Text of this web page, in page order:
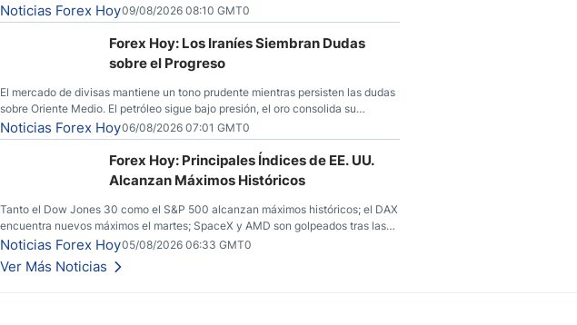
Noticias Forex Hoy09/08/2026 08:10 GMT0
Forex Hoy: Los Iraníes Siembran Dudas
sobre el Progreso
El mercado de divisas mantiene un tono prudente mientras persisten las dudas
sobre Oriente Medio. El petróleo sigue bajo presión, el oro consolida su
fortaleza y los operadores esperan nuevas referencias económicas desde
Estados Unidos.
Noticias Forex Hoy06/08/2026 07:01 GMT0
Forex Hoy: Principales Índices de EE. UU.
Alcanzan Máximos Históricos
Tanto el Dow Jones 30 como el S&P 500 alcanzan máximos históricos; el DAX
encuentra nuevos máximos el martes; SpaceX y AMD son golpeados tras las
llamadas de ganancias; el petróleo crudo cae por debajo de los $80 con
nuevas esperanzas; el dólar estadounidense continúa intentando estabilizarse
frente al yen; el peso mexicano ve un repunte a medida que las tasas caen en
EE. UU.
Noticias Forex Hoy05/08/2026 06:33 GMT0
Ver Más Noticias